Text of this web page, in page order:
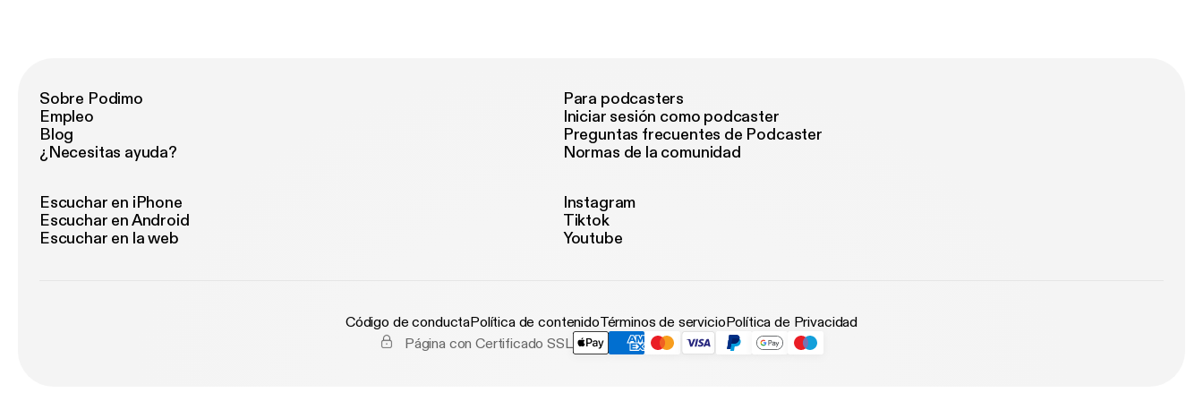
Sobre Podimo
Empleo
Blog
¿Necesitas ayuda?
Para podcasters
Iniciar sesión como podcaster
Preguntas frecuentes de Podcaster
Normas de la comunidad
Escuchar en iPhone
Escuchar en Android
Escuchar en la web
Instagram
Tiktok
Youtube
Código de conductaPolítica de contenidoTérminos de servicioPolítica de Privacidad
Página con Certificado SSL